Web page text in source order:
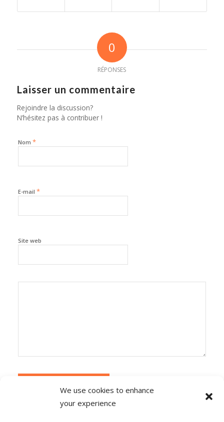
We use cookies to enhance
your experience
0
RÉPONSES
Laisser un commentaire
Rejoindre la discussion?
N’hésitez pas à contribuer !
Nom *
E-mail *
Site web
Ce site utilise Akismet pour réduire les